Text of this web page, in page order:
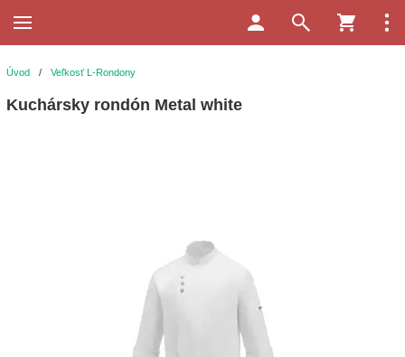
Úvod / Veľkosť L-Rondony
Kuchársky rondón Metal white